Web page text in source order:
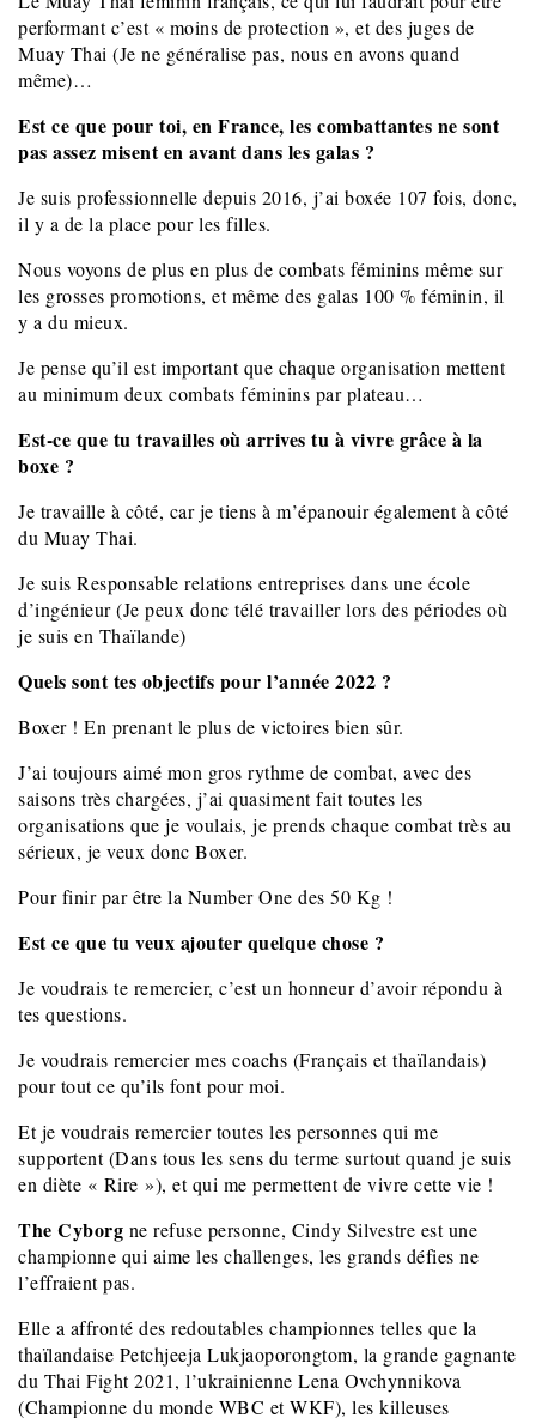
performant c’est « moins de protection », et des juges de
Muay Thai (Je ne généralise pas, nous en avons quand
même)…
Est ce que pour toi, en France, les combattantes ne sont
pas assez misent en avant dans les galas ?
Je suis professionnelle depuis 2016, j’ai boxée 107 fois, donc,
il y a de la place pour les filles.
Nous voyons de plus en plus de combats féminins même sur
les grosses promotions, et même des galas 100 % féminin, il
y a du mieux.
Je pense qu’il est important que chaque organisation mettent
au minimum deux combats féminins par plateau…
Est-ce que tu travailles où arrives tu à vivre grâce à la
boxe ?
Je travaille à côté, car je tiens à m’épanouir également à côté
du Muay Thai.
Je suis Responsable relations entreprises dans une école
d’ingénieur (Je peux donc télé travailler lors des périodes où
je suis en Thaïlande)
Quels sont tes objectifs pour l’année 2022 ?
Boxer ! En prenant le plus de victoires bien sûr.
J’ai toujours aimé mon gros rythme de combat, avec des
saisons très chargées, j’ai quasiment fait toutes les
organisations que je voulais, je prends chaque combat très au
sérieux, je veux donc Boxer.
Pour finir par être la Number One des 50 Kg !
Est ce que tu veux ajouter quelque chose ?
Je voudrais te remercier, c’est un honneur d’avoir répondu à
tes questions.
Je voudrais remercier mes coachs (Français et thaïlandais)
pour tout ce qu’ils font pour moi.
Et je voudrais remercier toutes les personnes qui me
supportent (Dans tous les sens du terme surtout quand je suis
en diète « Rire »), et qui me permettent de vivre cette vie !
The Cyborg ne refuse personne, Cindy Silvestre est une
championne qui aime les challenges, les grands défies ne
l’effraient pas.
Elle a affronté des redoutables championnes telles que la
thaïlandaise Petchjeeja Lukjaoporongtom, la grande gagnante
du Thai Fight 2021, l’ukrainienne Lena Ovchynnikova
(Championne du monde WBC et WKF), les killeuses